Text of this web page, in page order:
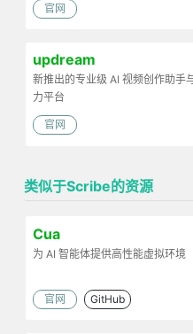
官网
updream
新推出的专业级 AI 视频创作助手
力平台
官网
类似于Scribe的资源
Cua
为 AI 智能体提供高性能虚拟环境
官网 GitHub